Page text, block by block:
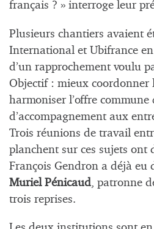
français ? » interroge leur
Plusieurs chantiers avaient
International et Ubifrance
d’un rapprochement voulu
Objectif : mieux coordonner
harmoniser l’offre commune
d’accompagnement aux
Trois réunions de travail
planchent sur ces sujets ont
François Gendron a déjà eu
Muriel Pénicaud , patronne
trois reprises.